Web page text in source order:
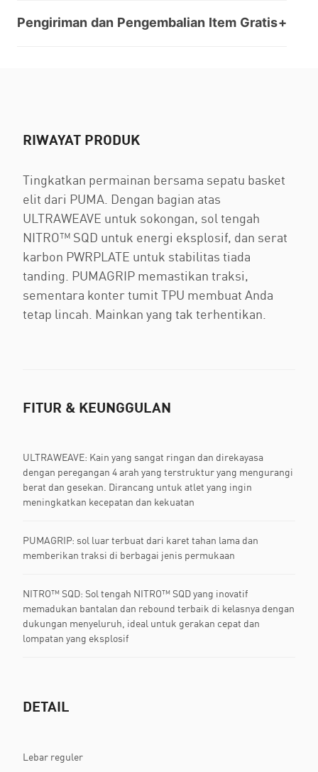
Pengiriman dan Pengembalian Item Gratis
RIWAYAT PRODUK
Tingkatkan permainan bersama sepatu basket
elit dari PUMA. Dengan bagian atas
ULTRAWEAVE untuk sokongan, sol tengah
NITRO™ SQD untuk energi eksplosif, dan serat
karbon PWRPLATE untuk stabilitas tiada
tanding. PUMAGRIP memastikan traksi,
sementara konter tumit TPU membuat Anda
tetap lincah. Mainkan yang tak terhentikan.
FITUR & KEUNGGULAN
ULTRAWEAVE: Kain yang sangat ringan dan direkayasa
dengan peregangan 4 arah yang terstruktur yang mengurangi
berat dan gesekan. Dirancang untuk atlet yang ingin
meningkatkan kecepatan dan kekuatan
PUMAGRIP: sol luar terbuat dari karet tahan lama dan
memberikan traksi di berbagai jenis permukaan
NITRO™ SQD: Sol tengah NITRO™ SQD yang inovatif
memadukan bantalan dan rebound terbaik di kelasnya dengan
dukungan menyeluruh, ideal untuk gerakan cepat dan
lompatan yang eksplosif
DETAIL
Lebar reguler